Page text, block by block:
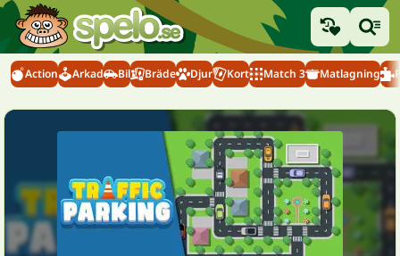
Action Arkad Bil Bräde Djur Kort Match 3 Matlagning